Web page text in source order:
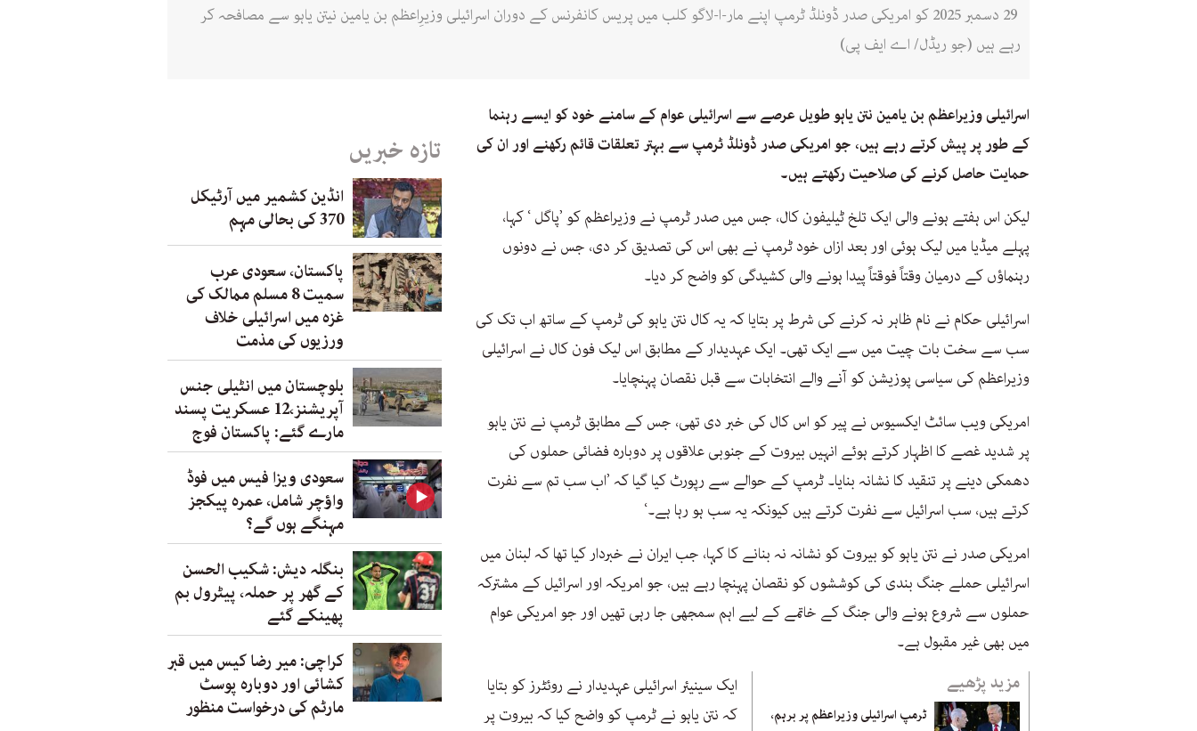
29 دسمبر 2025 کو امریکی صدر ڈونلڈ ٹرمپ اپنے مار-ا-لاگو کلب میں پریس کانفرنس کے دوران اسرائیلی وزیرِاعظم بن یامین نیتن یاہو سے مصافحہ کر
رہے ہیں (جو ریڈل/ اے ایف پی)
اسرائیلی وزیراعظم بن یامین نتن یاہو طویل عرصے سے اسرائیلی عوام کے سامنے خود کو ایسے رہنما
کے طور پر پیش کرتے رہے ہیں، جو امریکی صدر ڈونلڈ ٹرمپ سے بہتر تعلقات قائم رکھنے اور ان کی
حمایت حاصل کرنے کی صلاحیت رکھتے ہیں۔
لیکن اس ہفتے ہونے والی ایک تلخ ٹیلیفون کال، جس میں صدر ٹرمپ نے وزیراعظم کو ’پاگل ‘ کہا،
پہلے میڈیا میں لیک ہوئی اور بعد ازاں خود ٹرمپ نے بھی اس کی تصدیق کر دی، جس نے دونوں
رہنماؤں کے درمیان وقتاً فوقتاً پیدا ہونے والی کشیدگی کو واضح کر دیا۔
اسرائیلی حکام نے نام ظاہر نہ کرنے کی شرط پر بتایا کہ یہ کال نتن یاہو کی ٹرمپ کے ساتھ اب تک کی
سب سے سخت بات چیت میں سے ایک تھی۔ ایک عہدیدار کے مطابق اس لیک فون کال نے اسرائیلی
وزیراعظم کی سیاسی پوزیشن کو آنے والے انتخابات سے قبل نقصان پہنچایا۔
امریکی ویب سائٹ ایکسیوس نے پیر کو اس کال کی خبر دی تھی، جس کے مطابق ٹرمپ نے نتن یاہو
پر شدید غصے کا اظہار کرتے ہوئے انہیں بیروت کے جنوبی علاقوں پر دوبارہ فضائی حملوں کی
دھمکی دینے پر تنقید کا نشانہ بنایا۔ ٹرمپ کے حوالے سے رپورٹ کیا گیا کہ ’اب سب تم سے نفرت
کرتے ہیں، سب اسرائیل سے نفرت کرتے ہیں کیونکہ یہ سب ہو رہا ہے۔‘
امریکی صدر نے نتن یاہو کو بیروت کو نشانہ نہ بنانے کا کہا، جب ایران نے خبردار کیا تھا کہ لبنان میں
اسرائیلی حملے جنگ بندی کی کوششوں کو نقصان پہنچا رہے ہیں، جو امریکہ اور اسرائیل کے مشترکہ
حملوں سے شروع ہونے والی جنگ کے خاتمے کے لیے اہم سمجھی جا رہی تھیں اور جو امریکی عوام
میں بھی غیر مقبول ہے۔
مزید پڑھیے
ٹرمپ اسرائیلی وزیراعظم پر برہم،
ایک سینیئر اسرائیلی عہدیدار نے روئٹرز کو بتایا
کہ نتن یاہو نے ٹرمپ کو واضح کیا کہ بیروت پر
تازہ خبریں
انڈین کشمیر میں آرٹیکل
370 کی بحالی مہم
پاکستان، سعودی عرب
سمیت 8 مسلم ممالک کی
غزہ میں اسرائیلی خلاف
ورزیوں کی مذمت
بلوچستان میں انٹیلی جنس
آپریشنز،12 عسکریت پسند
مارے گئے: پاکستان فوج
سعودی ویزا فیس میں فوڈ
واؤچر شامل، عمرہ پیکجز
مہنگے ہوں گے؟
بنگلہ دیش: شکیب الحسن
کے گھر پر حملہ، پیٹرول بم
پھینکے گئے
کراچی: میر رضا کیس میں قبر
کشائی اور دوبارہ پوسٹ
مارٹم کی درخواست منظور